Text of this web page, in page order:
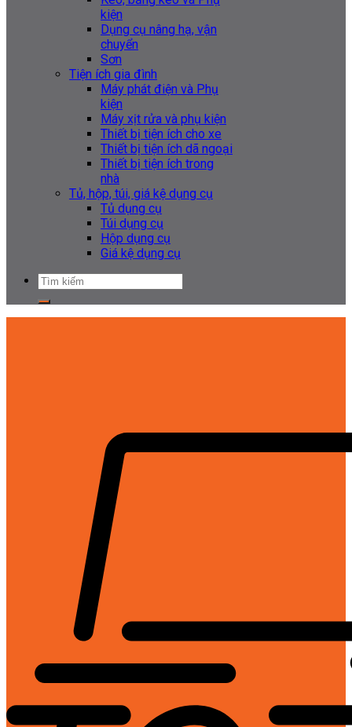
kiện
Dụng cụ nâng hạ, vận
chuyển
Sơn
Tiện ích gia đình
Máy phát điện và Phụ
kiện
Máy xịt rửa và phụ kiện
Thiết bị tiện ích cho xe
Thiết bị tiện ích dã ngoại
Thiết bị tiện ích trong
nhà
Tủ, hộp, túi, giá kệ dụng cụ
Tủ dụng cụ
Túi dụng cụ
Hộp dụng cụ
Giá kệ dụng cụ
Tìm